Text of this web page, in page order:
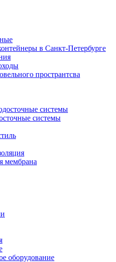
в Санкт-Петербурге
пространтсва
системы
системы
мембрана
оборудование